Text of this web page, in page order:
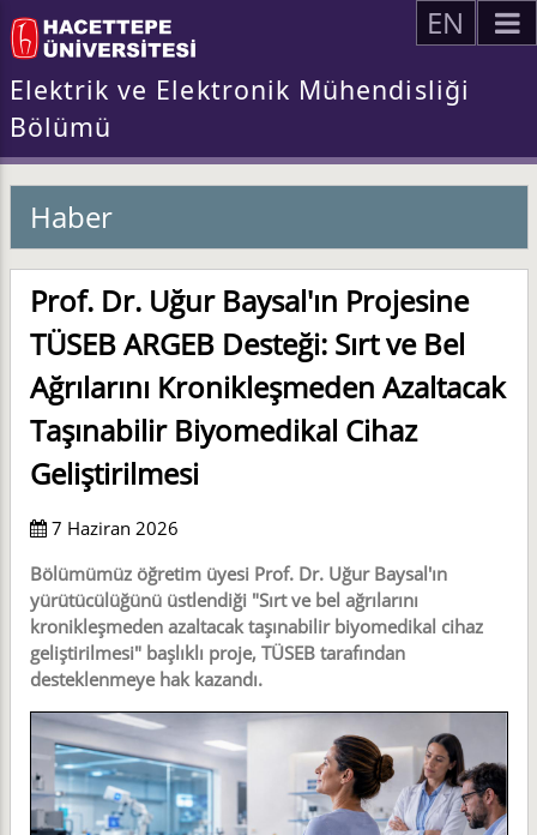
EN
Elektrik ve Elektronik Mühendisliği
Bölümü
Haber
Prof. Dr. Uğur Baysal'ın Projesine
TÜSEB ARGEB Desteği: Sırt ve Bel
Ağrılarını Kronikleşmeden Azaltacak
Taşınabilir Biyomedikal Cihaz
Geliştirilmesi
7 Haziran 2026
Bölümümüz öğretim üyesi Prof. Dr. Uğur Baysal'ın
yürütücülüğünü üstlendiği "Sırt ve bel ağrılarını
kronikleşmeden azaltacak taşınabilir biyomedikal cihaz
geliştirilmesi" başlıklı proje, TÜSEB tarafından
desteklenmeye hak kazandı.